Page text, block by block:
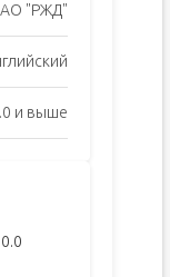
"РЖД"
и выше
0.0